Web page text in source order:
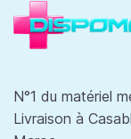
N°1 du matériel
Livraison à